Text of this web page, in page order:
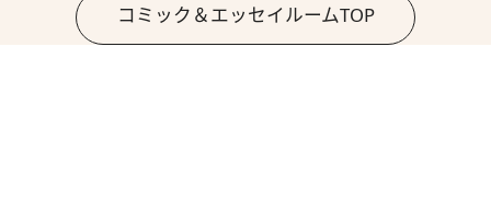
コミック＆エッセイルームTOP